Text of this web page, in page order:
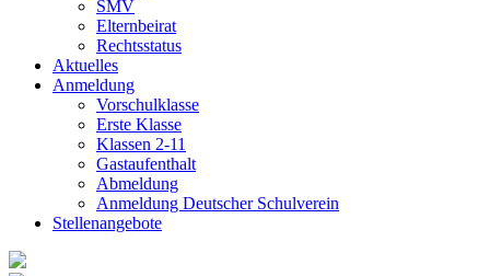
SMV
Elternbeirat
Rechtsstatus
Aktuelles
Anmeldung
Vorschulklasse
Erste Klasse
Klassen 2-11
Gastaufenthalt
Abmeldung
Anmeldung Deutscher Schulverein
Stellenangebote